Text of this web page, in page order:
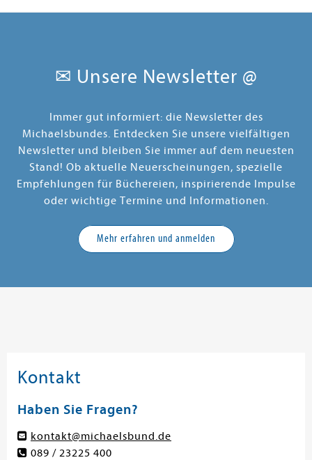
✉ Unsere Newsletter @
Immer gut informiert: die Newsletter des
Michaelsbundes. Entdecken Sie unsere vielfältigen
Newsletter und bleiben Sie immer auf dem neuesten
Stand! Ob aktuelle Neuerscheinungen, spezielle
Empfehlungen für Büchereien, inspirierende Impulse
oder wichtige Termine und Informationen.
Mehr erfahren und anmelden
Kontakt
Haben Sie Fragen?
kontakt@michaelsbund.de
089 / 23225 400